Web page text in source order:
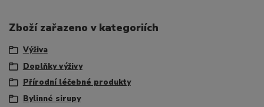
Zboží zařazeno v kategoriích
Výživa
Doplňky výživy
Přírodní léčebné produkty
Bylinné sirupy